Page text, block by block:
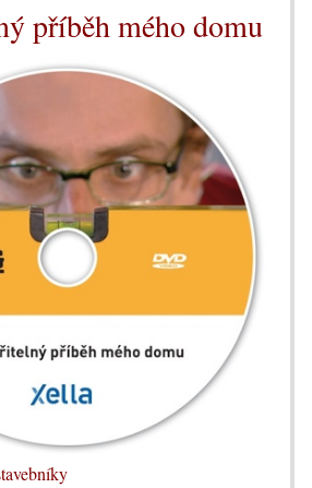
příběh mého domu